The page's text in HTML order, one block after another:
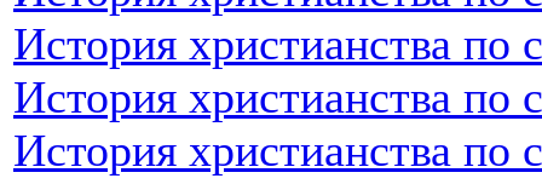
История христианства по
История христианства по
История христианства по